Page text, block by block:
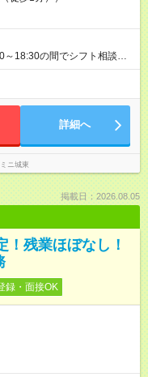
～18:30の間でシフト相談
きたい方も、時間を調整し
詳細へ
ニ城東
掲載日：2026.08.05
！残業ほぼなし！
録・面接OK